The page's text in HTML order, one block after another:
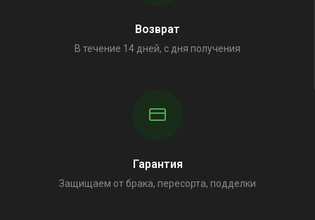
Возврат
В течение 14 дней, с дня получения
Гарантия
Защищаем от брака, пересорта, подделки